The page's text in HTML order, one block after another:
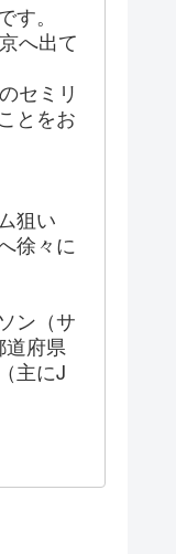
。
へ出て
セミリ
とをお
狙い
徐々に
ン（サ
府県
主にJ